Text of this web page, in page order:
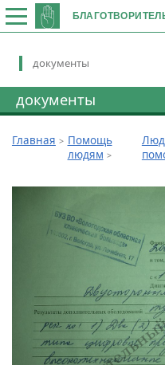
документы
документы
Главная
Помощь
людям